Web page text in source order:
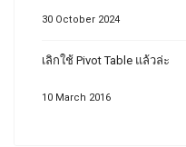
30 October 2024
เลิกใช้ Pivot Table แล้วล่ะ
10 March 2016